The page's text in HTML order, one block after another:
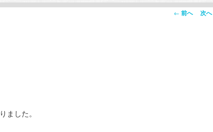
投
← 前へ 次へ
ました。